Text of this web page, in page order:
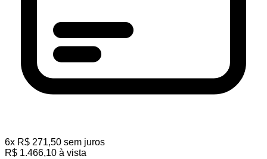
6x R$ 271,50 sem juros
R$ 1.466,10 à vista